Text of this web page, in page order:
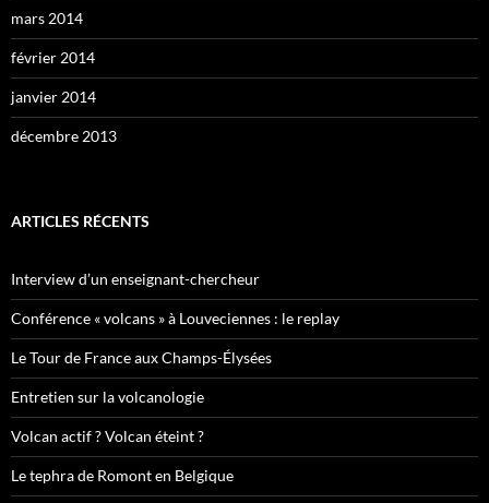
mars 2014
février 2014
janvier 2014
décembre 2013
ARTICLES RÉCENTS
Interview d’un enseignant-chercheur
Conférence « volcans » à Louveciennes : le replay
Le Tour de France aux Champs-Élysées
Entretien sur la volcanologie
Volcan actif ? Volcan éteint ?
Le tephra de Romont en Belgique